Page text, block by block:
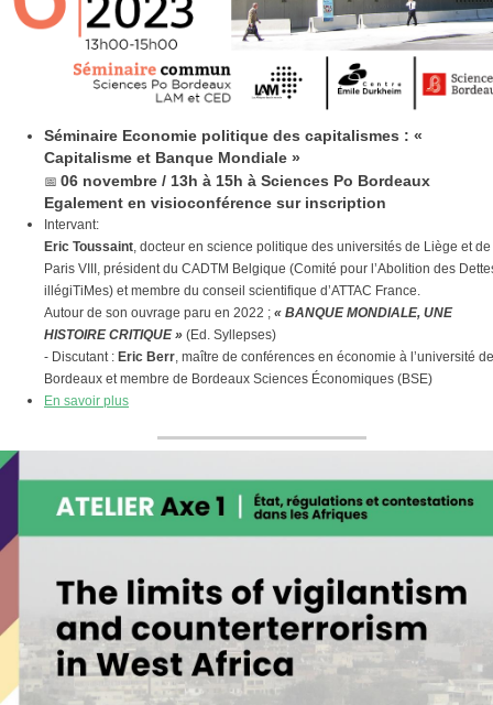
Séminaire Economie politique des capitalismes : «
Capitalisme et Banque Mondiale »
📅 06 novembre / 13h à 15h à Sciences Po Bordeaux
Egalement en visioconférence sur inscription
Intervant:
Eric Toussaint, docteur en science politique des universités de Liège et de
Paris VIII, président du CADTM Belgique (Comité pour l’Abolition des
illégiTiMes) et membre du conseil scientifique d’ATTAC France.
Autour de son ouvrage paru en 2022 ; « BANQUE MONDIALE, UNE
HISTOIRE CRITIQUE » (Ed. Syllepses)
- Discutant : Eric Berr, maître de conférences en économie à l’université de
Bordeaux et membre de Bordeaux Sciences Économiques (BSE)
En savoir plus